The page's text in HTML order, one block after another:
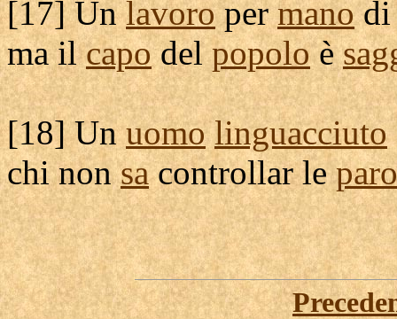
[17] Unlavoropermano
ma ilcapodelpopoloè
[18] Unuomo linguacciuto
chi nonsa controllarle